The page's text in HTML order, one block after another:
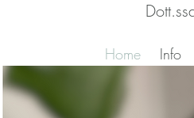
Home Info